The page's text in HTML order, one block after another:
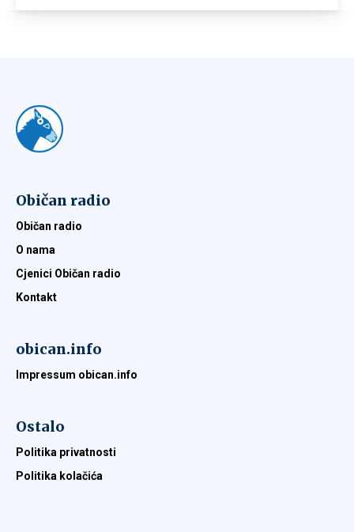
Običan radio
Običan radio
O nama
Cjenici Običan radio
Kontakt
obican.info
Impressum obican.info
Ostalo
Politika privatnosti
Politika kolačića